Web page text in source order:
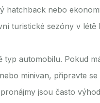
hatchback nebo
turistické sezóny v létě
automobilu. Pokud
minivan, připravte se
jsou často